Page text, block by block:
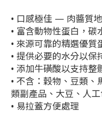
• 口感極佳 — 肉醬質
• 富含動物性蛋白，碳
• 來源可靠的精選優質
• 提供必要的水分以保
• 添加牛磺酸以支持整
• 不含：穀物、豆類
類副產品、大豆、人
• 易拉蓋方便處理